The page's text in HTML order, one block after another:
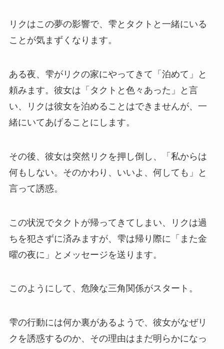
リクはこの夢の影響で、雫とタクトと一緒にいる
ことが気まずくなります。
ある夜、雫がリクの家にやってきて「泊めて」と
頼みます。彼女は「タクトと色々あった」と言
い、リクは彼女を泊めることはできませんが、一
緒にいてあげることにします。
その後、彼女は突然リクを押し倒し、「私からは
何もしない。そのかわり、いいよ、何しても」と
言って誘惑。
この状況でタクトが帰ってきてしまい、リクは過
ちを犯さずに済みますが、雫は帰り際に「また金
曜の夜に」とメッセージを送ります。
このようにして、危険な三角関係がスタート。
雫の行動には何か裏があるようで、彼女がなぜリ
クを誘惑するのか、その理由はまだ明らかになっ